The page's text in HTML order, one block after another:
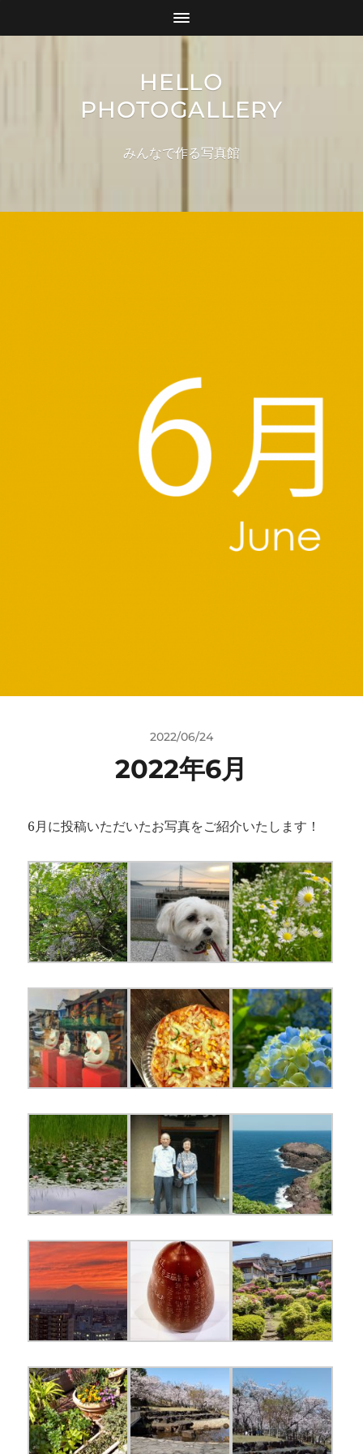
HELLO
PHOTOGALLERY
みんなで作る写真館
2022/06/24
2022年6月
6月に投稿いただいたお写真をご紹介いたします！